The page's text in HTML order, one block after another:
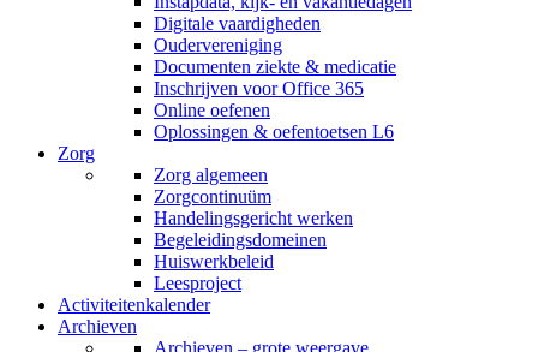
Digitale vaardigheden
Oudervereniging
Documenten ziekte & medicatie
Inschrijven voor Office 365
Online oefenen
Oplossingen & oefentoetsen L6
Zorg
Zorg algemeen
Zorgcontinuüm
Handelingsgericht werken
Begeleidingsdomeinen
Huiswerkbeleid
Leesproject
Activiteitenkalender
Archieven
Archieven – grote weergave